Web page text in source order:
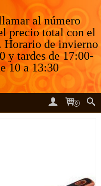
al número
precio total con el
Horario de invierno
y tardes de 17:00-
10 a 13:30
0